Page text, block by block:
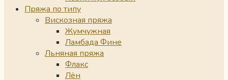
Пряжа по типу
Вискозная пряжа
Жумчужная
Ламбада Фине
Льняная пряжа
Флакс
Лён